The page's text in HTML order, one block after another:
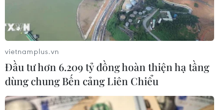
Trong bối cảnh đó, làm thế nào để cân bằng
giữa phục hồi kinh tế và phòng chống dịch
COVID-19 chắc chắn sẽ vẫn là vấn đề mà Thủ
tướng Kishida phải quan tâm thời gian tới.
Bên cạnh đó, tình trạng giá cả leo thang do ảnh
hưởng của xung đột ở Ukraine, cạnh tranh
chiến lược Mỹ-Trung và sự đứt gãy của một số
vietnamplus.vn
Đầu tư hơn 6.209 tỷ đồng hoàn thiện hạ tầng
dùng chung Bến cảng Liên Chiểu